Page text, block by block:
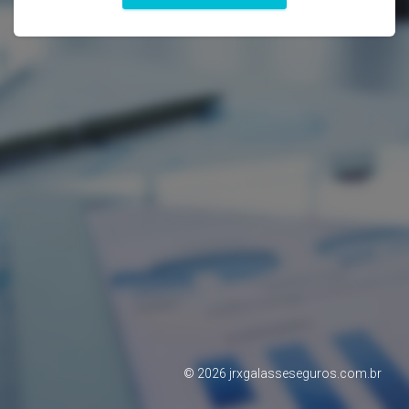
© 2026 jrxgalasseseguros.com.br